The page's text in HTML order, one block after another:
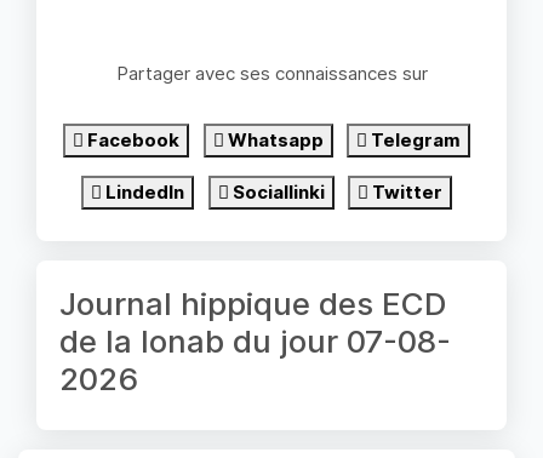
Partager avec ses connaissances sur
Facebook Whatsapp Telegram
LindedIn Sociallinki Twitter
Journal hippique des ECD
de la lonab du jour 07-08-
2026